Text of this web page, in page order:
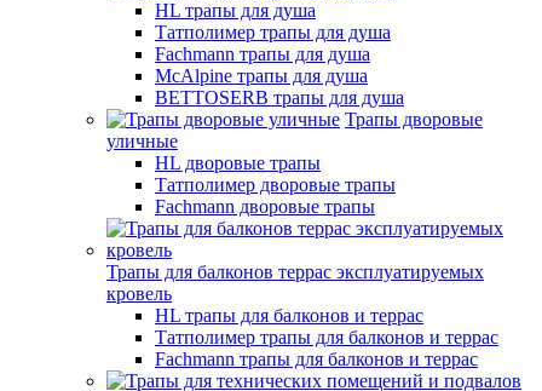
HL трапы для душа
Татполимер трапы для душа
Fachmann трапы для душа
McAlpine трапы для душа
BETTOSERB трапы для душа
Трапы дворовые
уличные
HL дворовые трапы
Татполимер дворовые трапы
Fachmann дворовые трапы
Трапы для балконов террас эксплуатируемых
кровель
HL трапы для балконов и террас
Татполимер трапы для балконов и террас
Fachmann трапы для балконов и террас